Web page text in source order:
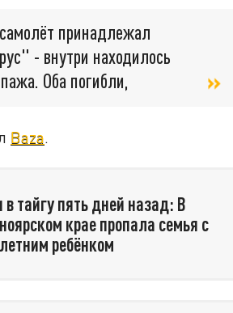
принадлежал
- внутри находилось
Оба погибли,
Baza.
тайгу пять дней назад: В
крае пропала семья с
ребёнком